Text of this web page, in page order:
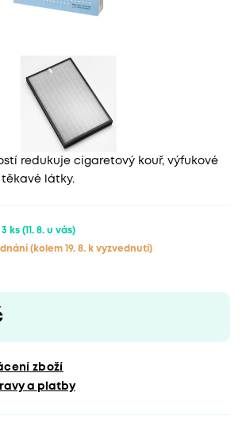
redukuje cigaretový kouř, výfukové
látky.
3 ks (11. 8. u vás)
(kolem 19. 8. k vyzvednutí)
zboží
a platby